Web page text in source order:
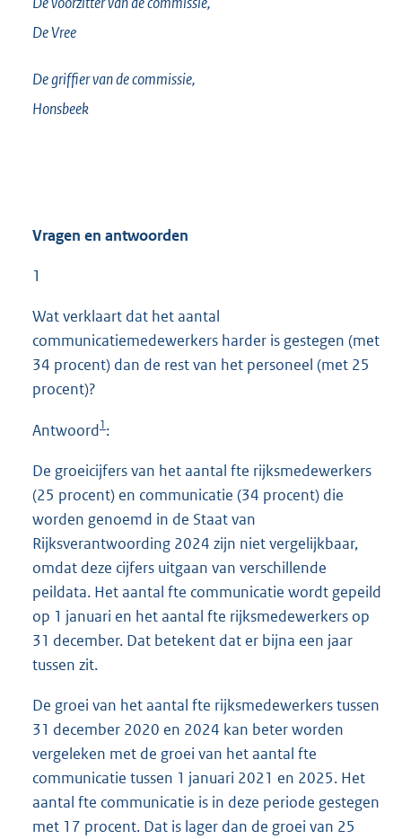
De Vree
De griffier van de commissie,
Honsbeek
Vragen en antwoorden
1
Wat verklaart dat het aantal
communicatiemedewerkers harder is gestegen (met
34 procent) dan de rest van het personeel (met 25
procent)?
Antwoord1:
De groeicijfers van het aantal fte rijksmedewerkers
(25 procent) en communicatie (34 procent) die
worden genoemd in de Staat van
Rijksverantwoording 2024 zijn niet vergelijkbaar,
omdat deze cijfers uitgaan van verschillende
peildata. Het aantal fte communicatie wordt gepeild
op 1 januari en het aantal fte rijksmedewerkers op
31 december. Dat betekent dat er bijna een jaar
tussen zit.
De groei van het aantal fte rijksmedewerkers tussen
31 december 2020 en 2024 kan beter worden
vergeleken met de groei van het aantal fte
communicatie tussen 1 januari 2021 en 2025. Het
aantal fte communicatie is in deze periode gestegen
met 17 procent. Dat is lager dan de groei van 25